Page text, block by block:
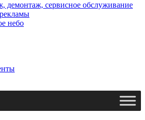
демонтаж, сервисное обслуживание
небо